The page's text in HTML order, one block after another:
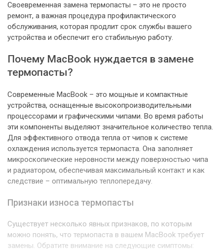
Своевременная замена термопасты – это не просто
ремонт, а важная процедура профилактического
обслуживания, которая продлит срок службы вашего
устройства и обеспечит его стабильную работу.
Почему MacBook нуждается в замене
термопасты?
Современные MacBook – это мощные и компактные
устройства, оснащенные высокопроизводительными
процессорами и графическими чипами. Во время работы
эти компоненты выделяют значительное количество тепла.
Для эффективного отвода тепла от чипов к системе
охлаждения используется термопаста. Она заполняет
микроскопические неровности между поверхностью чипа
и радиатором, обеспечивая максимальный контакт и как
следствие – оптимальную теплопередачу.
Признаки износа термопасты
Существует несколько явных признаков, по которым
можно понять, что термопаста в вашем MacBook требует
замены. Обратите внимание на следующие симптомы: